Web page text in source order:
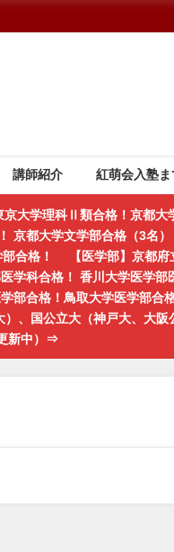
講師紹介 紅萌会入塾
大学理科Ⅱ類合格！京都
都大学文学部合格（3名
合格！ 【医学部】京都
科合格！ 香川大学医学
合格！鳥取大学医学部
、国公立大（神戸大、大
新中）⇒